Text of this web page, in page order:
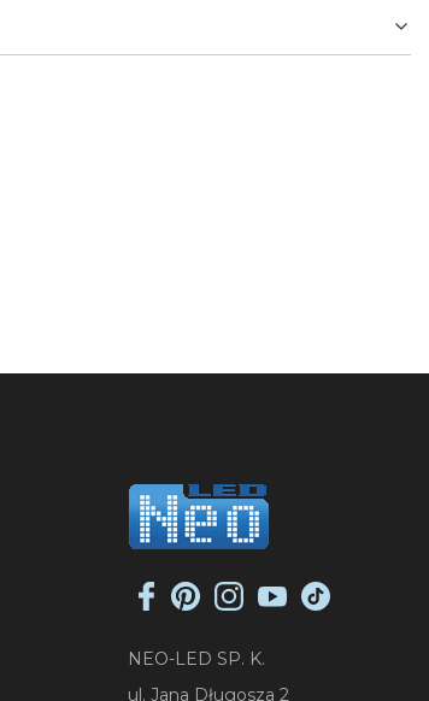
NEO-LED SP. K.
ul. Jana Długosza 2